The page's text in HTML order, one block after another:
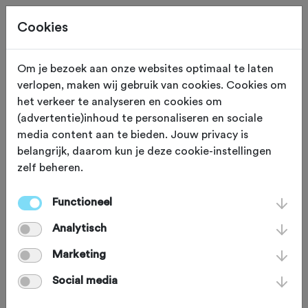
OVERIG Gewijzigd op 28 september 2023
Column Bram Tankink:
Zoals fietsen bedoeld
is
Bram Tankink (44) is oud-
profwielrenner. Tegenwoordig
organiseert hij toertochten en verkent
Cookies
Om je bezoek aan onze websites optimaal te laten
verlopen, maken wij gebruik van cookies. Cookies om
het verkeer te analyseren en cookies om
(advertentie)inhoud te personaliseren en sociale
media content aan te bieden. Jouw privacy is
belangrijk, daarom kun je deze cookie-instellingen
zelf beheren.
Functioneel
Analytisch
Marketing
Social media